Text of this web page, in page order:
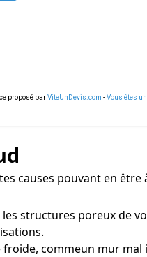
proposé parViteUnDevis.com -Vous êtes
causes pouvant en être
structures poreux de
commeun mur